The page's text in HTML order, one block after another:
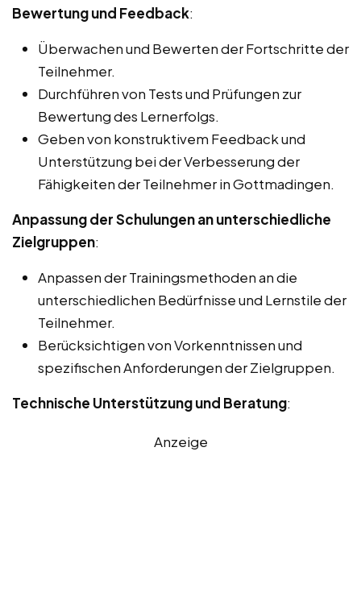
Bewertung und Feedback:
Überwachen und Bewerten der Fortschritte der
Teilnehmer.
Durchführen von Tests und Prüfungen zur
Bewertung des Lernerfolgs.
Geben von konstruktivem Feedback und
Unterstützung bei der Verbesserung der
Fähigkeiten der Teilnehmer in Gottmadingen.
Anpassung der Schulungen an unterschiedliche
Zielgruppen:
Anpassen der Trainingsmethoden an die
unterschiedlichen Bedürfnisse und Lernstile der
Teilnehmer.
Berücksichtigen von Vorkenntnissen und
spezifischen Anforderungen der Zielgruppen.
Technische Unterstützung und Beratung:
Anzeige